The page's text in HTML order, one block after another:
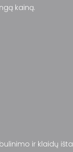
kainą.
ir klaidų